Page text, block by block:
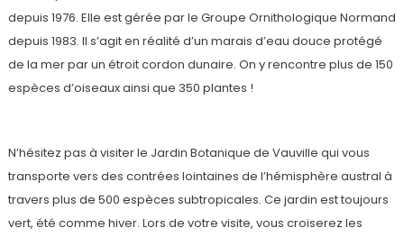
depuis 1976. Elle est gérée par le Groupe Ornithologique Normand
depuis 1983. Il s’agit en réalité d’un marais d’eau douce protégé
de la mer par un étroit cordon dunaire. On y rencontre plus de 150
espèces d’oiseaux ainsi que 350 plantes !
N’hésitez pas à visiter le Jardin Botanique de Vauville qui vous
transporte vers des contrées lointaines de l’hémisphère austral à
travers plus de 500 espèces subtropicales. Ce jardin est toujours
vert, été comme hiver. Lors de votre visite, vous croiserez les